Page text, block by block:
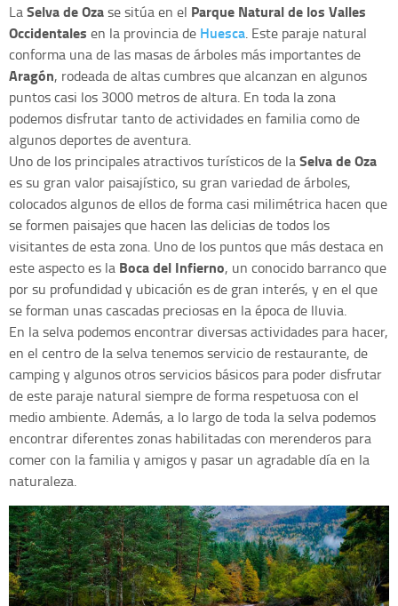
LaSelva de Ozase sitúa en el Parque Natural de los Valles
Occidentales en la provincia de Huesca. Este paraje natural
conforma una de las masas de árboles más importantes de
Aragón, rodeada de altas cumbres que alcanzan en algunos
puntos casi los 3000 metros de altura. En toda la zona
podemos disfrutar tanto de actividades en familia como de
algunos deportes de aventura.
Uno de los principales atractivos turísticos de laSelva de Oza
es su gran valor paisajístico, su gran variedad de árboles,
colocados algunos de ellos de forma casi milimétrica hacen que
se formen paisajes que hacen las delicias de todos los
visitantes de esta zona. Uno de los puntos que más destaca en
este aspecto es la Boca del Infierno, un conocido barranco que
por su profundidad y ubicación es de gran interés, y en el que
se forman unas cascadas preciosas en la época de lluvia.
En la selva podemos encontrar diversas actividades para hacer,
en el centro de la selva tenemos servicio de restaurante, de
camping y algunos otros servicios básicos para poder disfrutar
de este paraje natural siempre de forma respetuosa con el
medio ambiente. Además, a lo largo de toda la selva podemos
encontrar diferentes zonas habilitadas con merenderos para
comer con la familia y amigos y pasar un agradable día en la
naturaleza.